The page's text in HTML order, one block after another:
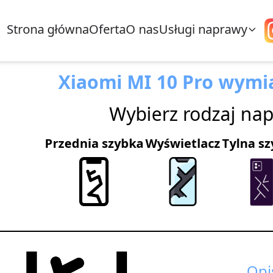
Strona głównaOfertaO nasUsługi naprawy
Xiaomi MI 10 Pro
Wybierz rodzaj
Przednia szybkaWyświetlaczTylna